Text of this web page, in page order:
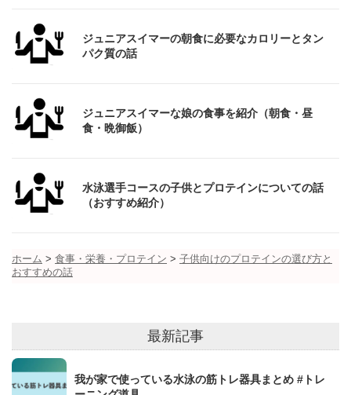
ジュニアスイマーの朝食に必要なカロリーとタン
パク質の話
ジュニアスイマーな娘の食事を紹介（朝食・昼
食・晩御飯）
水泳選手コースの子供とプロテインについての話
（おすすめ紹介）
ホーム > 食事・栄養・プロテイン > 子供向けのプロテインの選び方と
おすすめの話
最新記事
我が家で使っている水泳の筋トレ器具まとめ #トレ